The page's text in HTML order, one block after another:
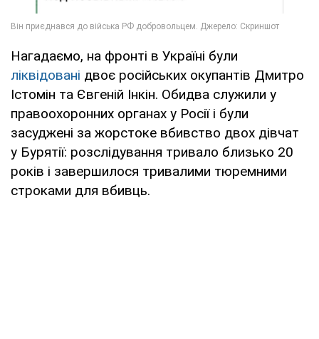
Нагадаємо, на фронті в Україні були
ліквідовані двоє російських окупантів Дмитро
Істомін та Євгеній Інкін. Обидва служили у
правоохоронних органах у Росії і були
засуджені за жорстоке вбивство двох дівчат
у Бурятії: розслідування тривало близько 20
років і завершилося тривалими тюремними
строками для вбивць.